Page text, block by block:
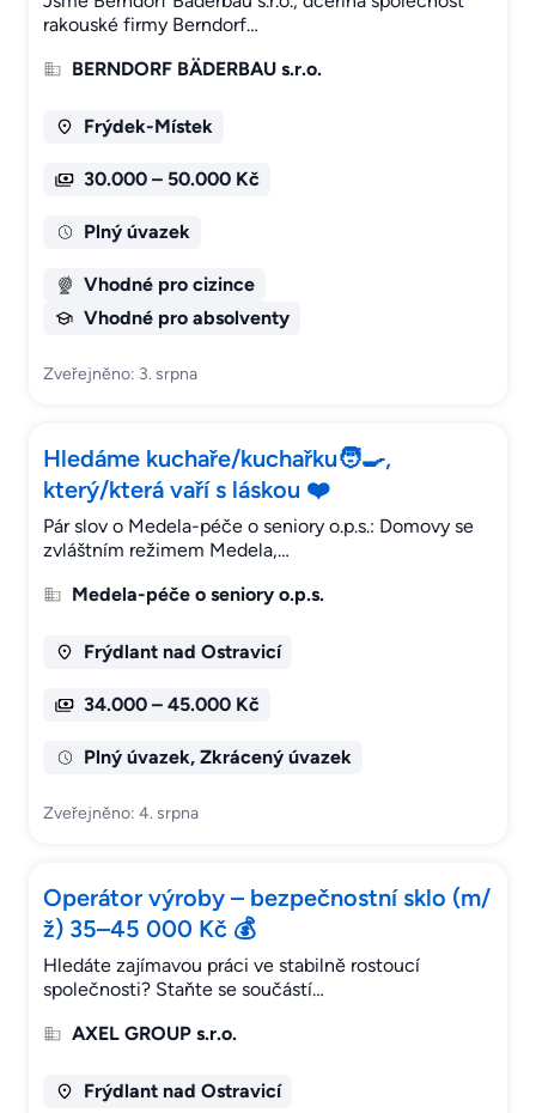
rakouské firmy Berndorf…
BERNDORF BÄDERBAU s.r.o.
Frýdek-Místek
30.000 – 50.000 Kč
Plný úvazek
Vhodné pro cizince
Vhodné pro absolventy
Zveřejněno: 3. srpna
Hledáme kuchaře/kuchařku🧑‍🍳,
který/která vaří s láskou ❤️
Pár slov o Medela-péče o seniory o.p.s.: Domovy se
zvláštním režimem Medela,…
Medela-péče o seniory o.p.s.
Frýdlant nad Ostravicí
34.000 – 45.000 Kč
Plný úvazek, Zkrácený úvazek
Zveřejněno: 4. srpna
Operátor výroby – bezpečnostní sklo (m/
ž) 35–45 000 Kč 💰
Hledáte zajímavou práci ve stabilně rostoucí
společnosti? Staňte se součástí…
AXEL GROUP s.r.o.
Frýdlant nad Ostravicí